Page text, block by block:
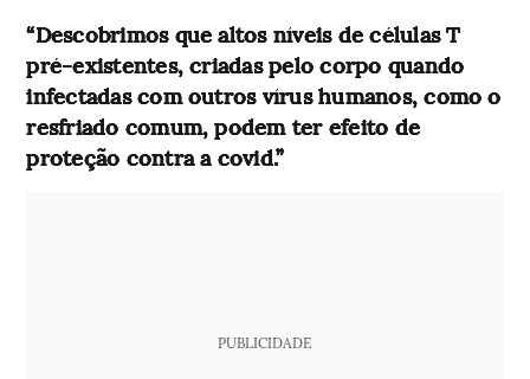
“Descobrimos que altos níveis de células T
pré-existentes, criadas pelo corpo quando
infectadas com outros vírus humanos, como o
resfriado comum, podem ter efeito de
proteção contra a covid.”
PUBLICIDADE